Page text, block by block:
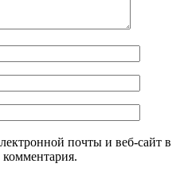
почты и веб-сайт в
комментария.